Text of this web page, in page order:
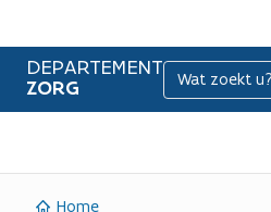
DEPARTEMENT
ZORG
Zoeken
Home